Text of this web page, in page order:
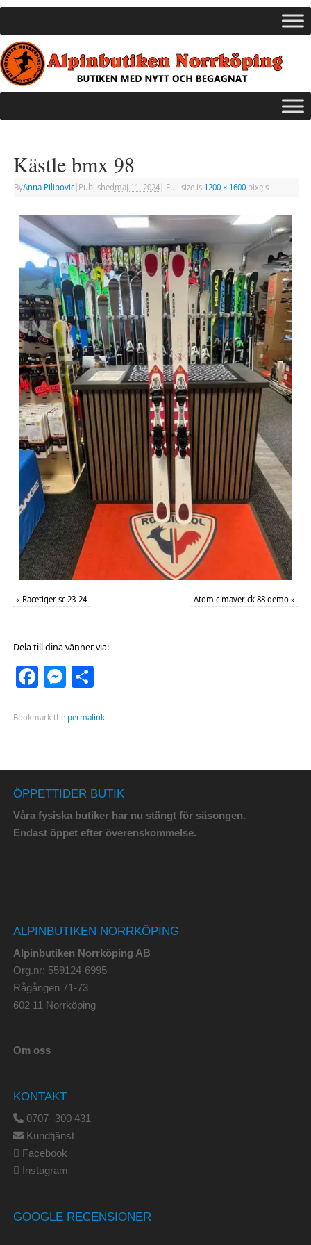
Kästle bmx 98
ByAnna Pilipovic| Published maj 11, 2024| Full size is 1200 × 1600pixels
« Racetiger sc 23-24 Atomic maverick 88 demo »
Dela till dina vänner via:
Facebook
Messenger
Dela
Bookmark the permalink.
ÖPPETTIDER BUTIK
Våra fysiska butiker har nu stängt för säsongen.
Endast öppet efter överenskommelse.
ALPINBUTIKEN NORRKÖPING
Alpinbutiken Norrköping AB
Org.nr: 559124-6995
Rågången 71-73
602 11 Norrköping
Om oss
KONTAKT
0707- 300 431
Kundtjänst
Facebook
Instagram
GOOGLE RECENSIONER